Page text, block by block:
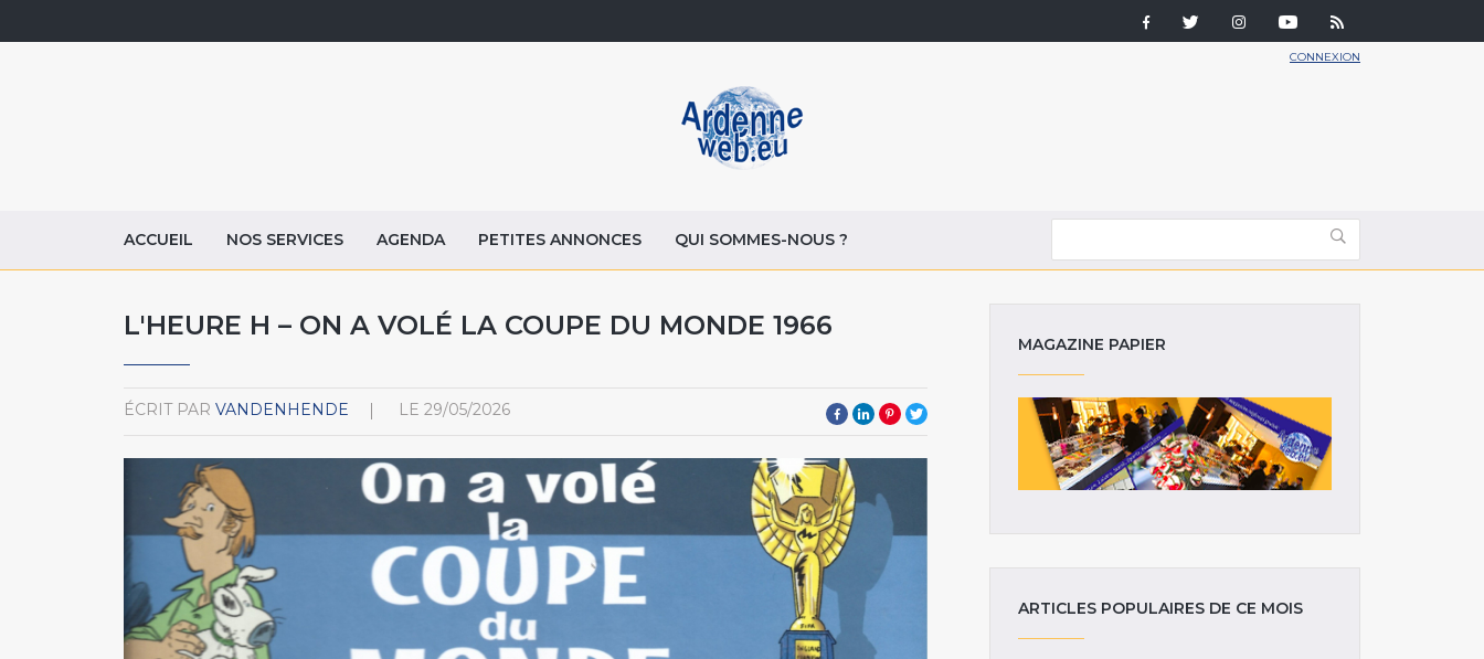
CONNEXION
ACCUEIL NOS SERVICES AGENDA PETITES ANNONCES QUI SOMMES-NOUS ?
L'HEURE H – ON A VOLÉ LA COUPE DU MONDE 1966
ÉCRIT PAR VANDENHENDE LE 29/05/2026
MAGAZINE PAPIER
ARTICLES POPULAIRES DE CE MOIS